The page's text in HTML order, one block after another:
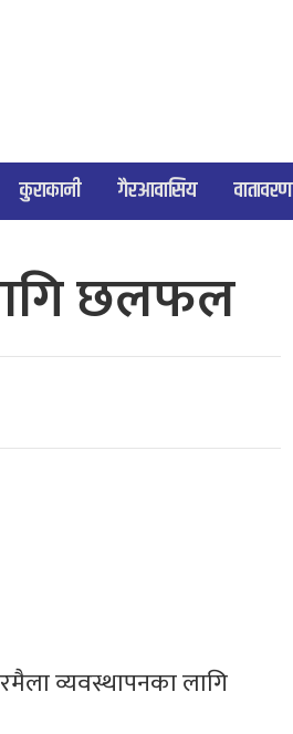
कुराकानी गैरआवासिय वातावरण
छलफल
व्यवस्थापनका लागि